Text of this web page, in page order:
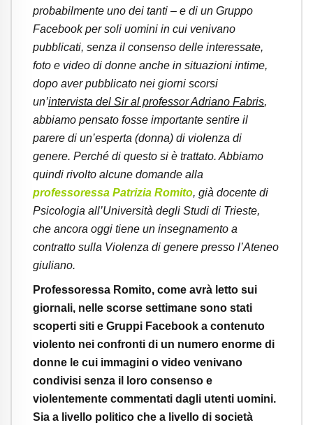
probabilmente uno dei tanti – e di un Gruppo
Facebook per soli uomini in cui venivano
pubblicati, senza il consenso delle interessate,
foto e video di donne anche in situazioni intime,
dopo aver pubblicato nei giorni scorsi
un’intervista del Sir al professor Adriano Fabris,
abbiamo pensato fosse importante sentire il
parere di un’esperta (donna) di violenza di
genere. Perché di questo si è trattato. Abbiamo
quindi rivolto alcune domande alla
professoressa Patrizia Romito, già docente di
Psicologia all’Università degli Studi di Trieste,
che ancora oggi tiene un insegnamento a
contratto sulla Violenza di genere presso l’Ateneo
giuliano.
Professoressa Romito, come avrà letto sui
giornali, nelle scorse settimane sono stati
scoperti siti e Gruppi Facebook a contenuto
violento nei confronti di un numero enorme di
donne le cui immagini o video venivano
condivisi senza il loro consenso e
violentemente commentati dagli utenti uomini.
Sia a livello politico che a livello di società